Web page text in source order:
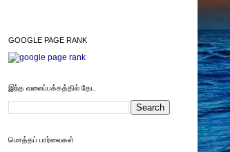
GOOGLE PAGE RANK
இந்த வலைப்பக்கத்தில் தேட
மொத்தப் பார்வைகள்